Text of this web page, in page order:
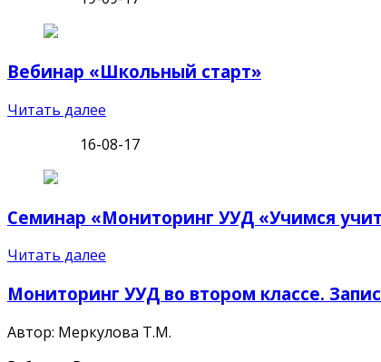
Вебинар «Школьный старт»
Читать далее
16-08-17
Семинар «Мониторинг УУД «Учимся
Читать далее
Мониторинг УУД во втором классе.
Автор: Меркулова Т.М.